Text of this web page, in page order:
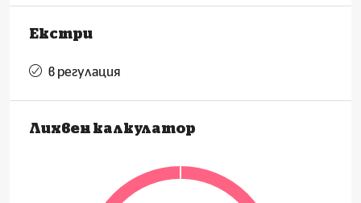
Екстри
в регулация
Лихвен калкулатор